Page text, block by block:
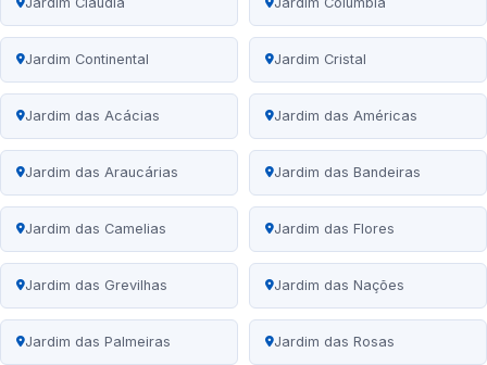
Jardim Continental Jardim Cristal
Jardim das Acácias Jardim das Américas
Jardim das Araucárias Jardim das Bandeiras
Jardim das Camelias Jardim das Flores
Jardim das Grevilhas Jardim das Nações
Jardim das Palmeiras Jardim das Rosas